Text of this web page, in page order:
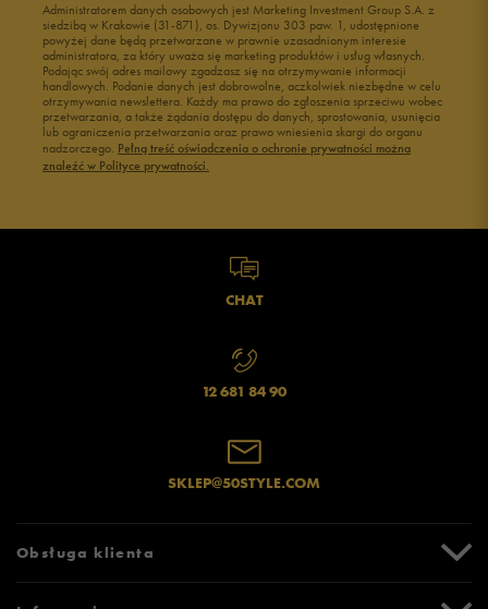
Administratorem danych osobowych jest Marketing Investment Group S.A. z
siedzibą w Krakowie (31-871), os. Dywizjonu 303 paw. 1, udostępnione
powyżej dane będą przetwarzane w prawnie uzasadnionym interesie
administratora, za który uważa się marketing produktów i usług własnych.
Podając swój adres mailowy zgadzasz się na otrzymywanie informacji
handlowych. Podanie danych jest dobrowolne, aczkolwiek niezbędne w celu
otrzymywania newslettera. Każdy ma prawo do zgłoszenia sprzeciwu wobec
przetwarzania, a także żądania dostępu do danych, sprostowania, usunięcia
lub ograniczenia przetwarzania oraz prawo wniesienia skargi do organu
nadzorczego. Pełną treść oświadczenia o ochronie prywatności można
znaleźć w Polityce prywatności.
CHAT
12 681 84 90
SKLEP@50STYLE.COM
Obsługa klienta